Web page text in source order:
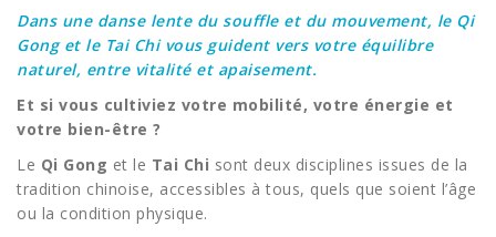
Dans une danse lente du souffle et du mouvement, le Qi
Gong et le Tai Chi vous guident vers votre équilibre
naturel, entre vitalité et apaisement.
Et si vous cultiviez votre mobilité, votre énergie et
votre bien-être ?
Le Qi Gong et le Tai Chi sont deux disciplines issues de la
tradition chinoise, accessibles à tous, quels que soient l’âge
ou la condition physique.